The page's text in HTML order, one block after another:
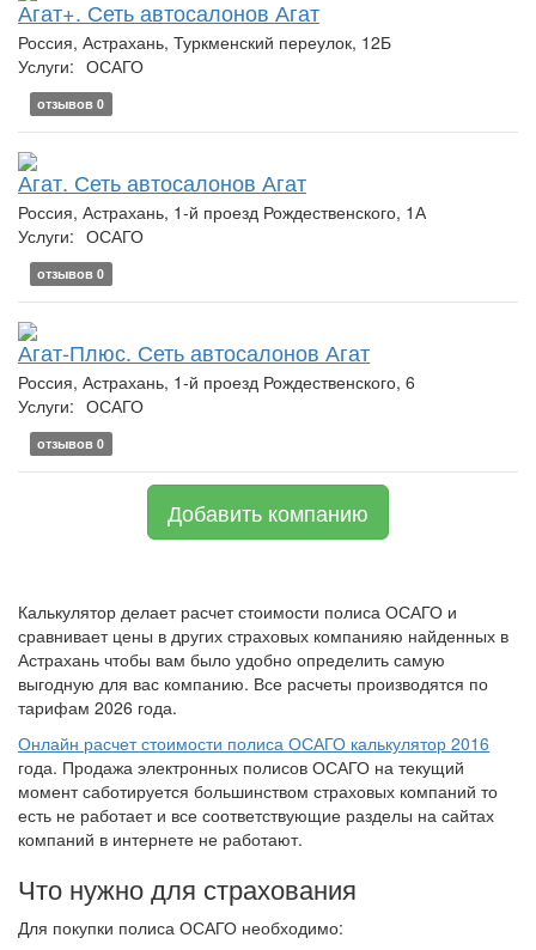
Агат+. Сеть автосалонов Агат
Россия, Астрахань, Туркменский переулок, 12Б
Услуги: ОСАГО
отзывов 0
Агат. Сеть автосалонов Агат
Россия, Астрахань, 1-й проезд Рождественского, 1А
Услуги: ОСАГО
отзывов 0
Агат-Плюс. Сеть автосалонов Агат
Россия, Астрахань, 1-й проезд Рождественского, 6
Услуги: ОСАГО
отзывов 0
Добавить компанию
Калькулятор делает расчет стоимости полиса ОСАГО и
сравнивает цены в других страховых компанияю найденных в
Астрахань чтобы вам было удобно определить самую
выгодную для вас компанию. Все расчеты производятся по
тарифам 2026 года.
Онлайн расчет стоимости полиса ОСАГО калькулятор 2016
года. Продажа электронных полисов ОСАГО на текущий
момент саботируется большинством страховых компаний то
есть не работает и все соответствующие разделы на сайтах
компаний в интернете не работают.
Что нужно для страхования
Для покупки полиса ОСАГО необходимо: